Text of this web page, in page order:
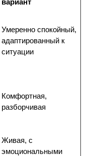
Умеренно спокойный,
адаптированный к
ситуации
Комфортная,
разборчивая
Живая, с
эмоциональными